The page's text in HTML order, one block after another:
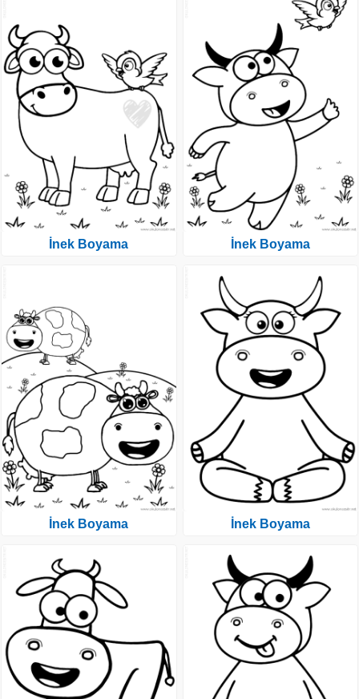
İnek Boyama
İnek Boyama
İnek Boyama
İnek Boyama